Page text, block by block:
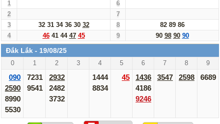
1
6
2
7
3
32 31 34 36 30 32 8 82 89 86
4
46 41 44 47 45 9 90 98 90 90
Đắk Lắk - 19/08/25
0 1 2 3 4 5 6 7 8 9
090
2590
8990
5530
7231
9541
2932
2482
3732
1444
8834
45
1436
4186
9246
3547 2598 6689